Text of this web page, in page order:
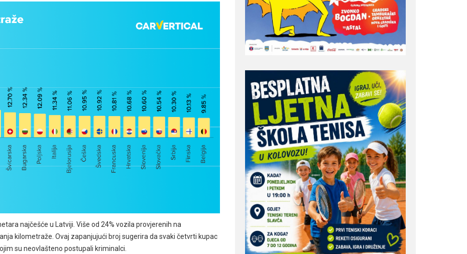
najčešće u Latviji. Više od 24% vozila provjerenih na
kilometraže. Ovaj zapanjujući broj sugerira da svaki četvrti kupac
su neovlašteno postupali kriminalci.